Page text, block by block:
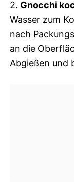
2. Gnocchi
Wasser zum
nach
an die
Abgießen und